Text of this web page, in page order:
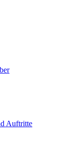
Auftritte